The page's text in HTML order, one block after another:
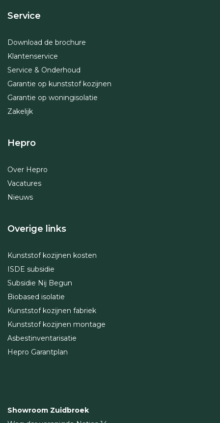
Service
Download de brochure
Klantenservice
Service & Onderhoud
Garantie op kunststof kozijnen
Garantie op woningisolatie
Zakelijk
Hepro
Over Hepro
Vacatures
Nieuws
Overige links
Kunststof kozijnen kosten
ISDE subsidie
Subsidie Nij Begun
Biobased isolatie
Kunststof kozijnen fabriek
Kunststof kozijnen montage
Asbestinventarisatie
Hepro Garantplan
Showroom Zuidbroek